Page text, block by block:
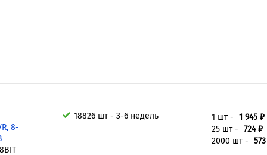
8-
18826 шт - 3-6 недель 1 шт - 1 945 ₽
25 шт - 724 ₽
2000 шт -